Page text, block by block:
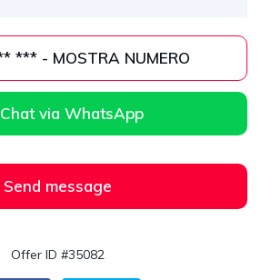
393 *** *** - MOSTRA NUMERO
Chat via WhatsApp
Send message
Offer ID #35082